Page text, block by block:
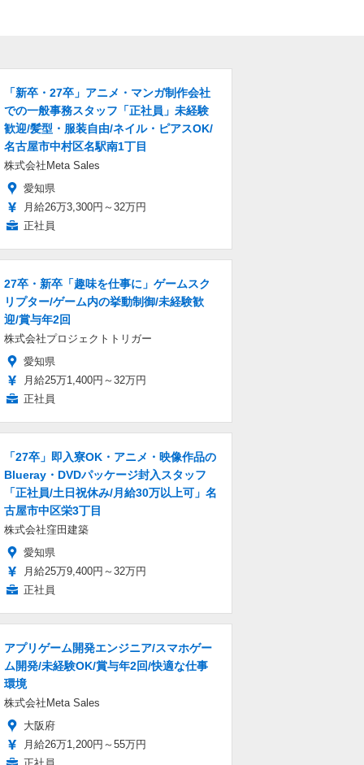
「新卒・27卒」アニメ・マンガ制作会社
での一般事務スタッフ「正社員」未経験
歓迎/髪型・服装自由/ネイル・ピアスOK/
名古屋市中村区名駅南1丁目
株式会社Meta Sales
愛知県
月給26万3,300円～32万円
正社員
27卒・新卒「趣味を仕事に」ゲームスク
リプター/ゲーム内の挙動制御/未経験歓
迎/賞与年2回
株式会社プロジェクトトリガー
愛知県
月給25万1,400円～32万円
正社員
「27卒」即入寮OK・アニメ・映像作品の
Blueray・DVDパッケージ封入スタッフ
「正社員/土日祝休み/月給30万以上可」名
古屋市中区栄3丁目
株式会社窪田建築
愛知県
月給25万9,400円～32万円
正社員
アプリゲーム開発エンジニア/スマホゲー
ム開発/未経験OK/賞与年2回/快適な仕事
環境
株式会社Meta Sales
大阪府
月給26万1,200円～55万円